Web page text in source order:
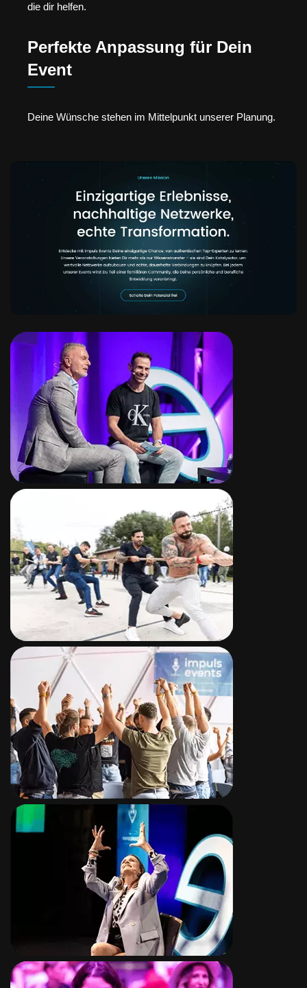
die dir helfen.
Perfekte Anpassung für Dein
Event
Deine Wünsche stehen im Mittelpunkt unserer Planung.